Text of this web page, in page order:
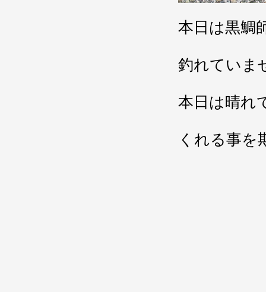
本日は黒鯛
釣れていま
本日は晴れ
くれる事を